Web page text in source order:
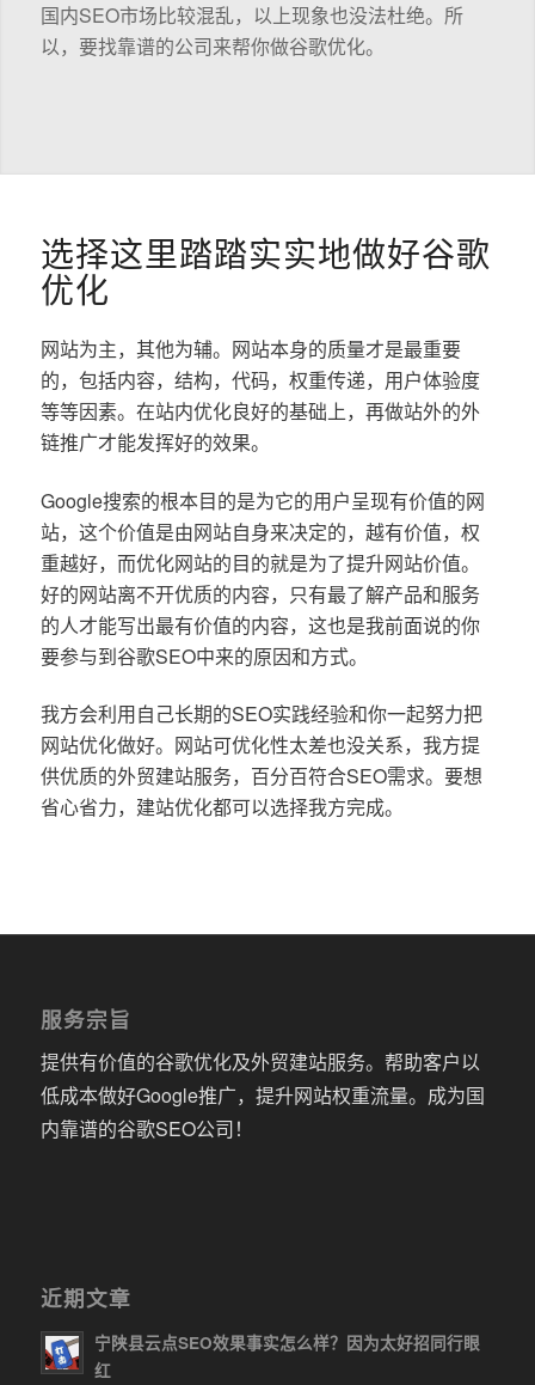
国内SEO市场比较混乱，以上现象也没法杜绝。所
以，要找靠谱的公司来帮你做谷歌优化。
选择这里踏踏实实地做好谷歌
优化
网站为主，其他为辅。网站本身的质量才是最重要
的，包括内容，结构，代码，权重传递，用户体验度
等等因素。在站内优化良好的基础上，再做站外的外
链推广才能发挥好的效果。
Google搜索的根本目的是为它的用户呈现有价值的网
站，这个价值是由网站自身来决定的，越有价值，权
重越好，而优化网站的目的就是为了提升网站价值。
好的网站离不开优质的内容，只有最了解产品和服务
的人才能写出最有价值的内容，这也是我前面说的你
要参与到谷歌SEO中来的原因和方式。
我方会利用自己长期的SEO实践经验和你一起努力把
网站优化做好。网站可优化性太差也没关系，我方提
供优质的外贸建站服务，百分百符合SEO需求。要想
省心省力，建站优化都可以选择我方完成。
服务宗旨
提供有价值的谷歌优化及外贸建站服务。帮助客户以
低成本做好Google推广，提升网站权重流量。成为国
内靠谱的谷歌SEO公司！
近期文章
宁陕县云点SEO效果事实怎么样？因为太好招同行眼
红